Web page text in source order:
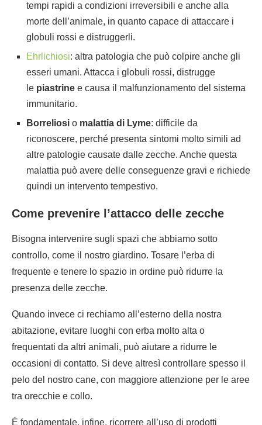
tempi rapidi a condizioni irreversibili e anche alla
morte dell’animale, in quanto capace di attaccare i
globuli rossi e distruggerli.
Ehrlichiosi: altra patologia che può colpire anche gli
esseri umani. Attacca i globuli rossi, distrugge
le piastrine e causa il malfunzionamento del sistema
immunitario.
Borreliosi o malattia di Lyme: difficile da
riconoscere, perché presenta sintomi molto simili ad
altre patologie causate dalle zecche. Anche questa
malattia può avere delle conseguenze gravi e richiede
quindi un intervento tempestivo.
Come prevenire l’attacco delle zecche
Bisogna intervenire sugli spazi che abbiamo sotto
controllo, come il nostro giardino. Tosare l’erba di
frequente e tenere lo spazio in ordine può ridurre la
presenza delle zecche.
Quando invece ci rechiamo all’esterno della nostra
abitazione, evitare luoghi con erba molto alta o
frequentati da altri animali, può aiutare a ridurre le
occasioni di contatto. Si deve altresì controllare spesso il
pelo del nostro cane, con maggiore attenzione per le aree
tra orecchie e collo.
È fondamentale, infine, ricorrere all’uso di prodotti